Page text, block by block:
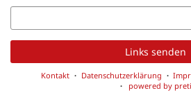
E-
Mail
Links senden
Kontakt Datenschutzerklärung
powered by